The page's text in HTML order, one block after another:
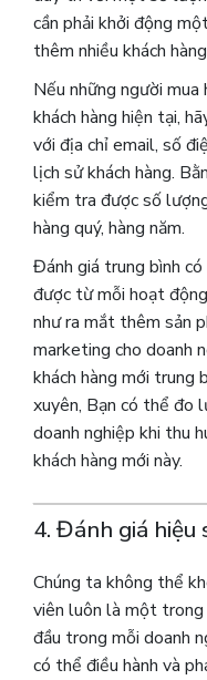
cần phải khởi động
thêm nhiều khách
Nếu những người
khách hàng hiện tại,
với địa chỉ email, số
lịch sử khách hàng.
kiểm tra được số
hàng quý, hàng năm.
Đánh giá trung bình có
được từ mỗi hoạt
như ra mắt thêm sản
marketing cho doanh
khách hàng mới trung
xuyên, Bạn có thể đo
doanh nghiệp khi thu
khách hàng mới này.
4. Đánh giá hiệu
Chúng ta không thể
viên luôn là một trong
đầu trong mỗi doanh
có thể điều hành và